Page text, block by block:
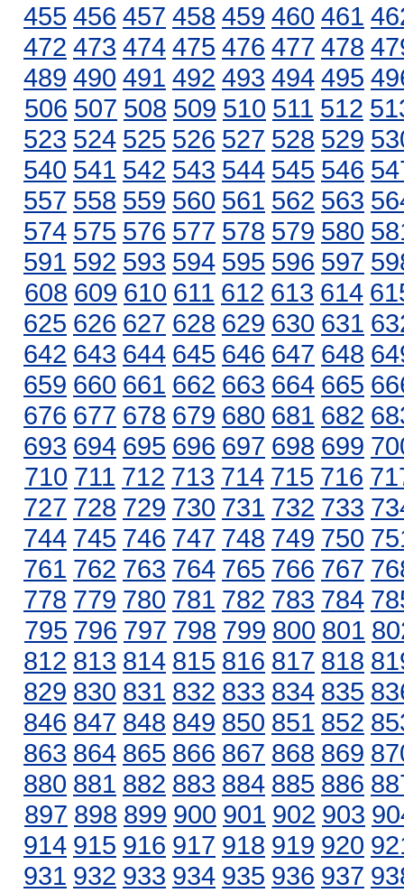
455 456 457 458 459 460 461
472 473 474 475 476 477 478
489 490 491 492 493 494 495
506 507 508 509 510 511 512
523 524 525 526 527 528 529
540 541 542 543 544 545 546
557 558 559 560 561 562 563
574 575 576 577 578 579 580
591 592 593 594 595 596 597
608 609 610 611 612 613 614
625 626 627 628 629 630 631
642 643 644 645 646 647 648
659 660 661 662 663 664 665
676 677 678 679 680 681 682
693 694 695 696 697 698 699
710 711 712 713 714 715 716
727 728 729 730 731 732 733
744 745 746 747 748 749 750
761 762 763 764 765 766 767
778 779 780 781 782 783 784
795 796 797 798 799 800 801
812 813 814 815 816 817 818
829 830 831 832 833 834 835
846 847 848 849 850 851 852
863 864 865 866 867 868 869
880 881 882 883 884 885 886
897 898 899 900 901 902 903
914 915 916 917 918 919 920
931 932 933 934 935 936 937